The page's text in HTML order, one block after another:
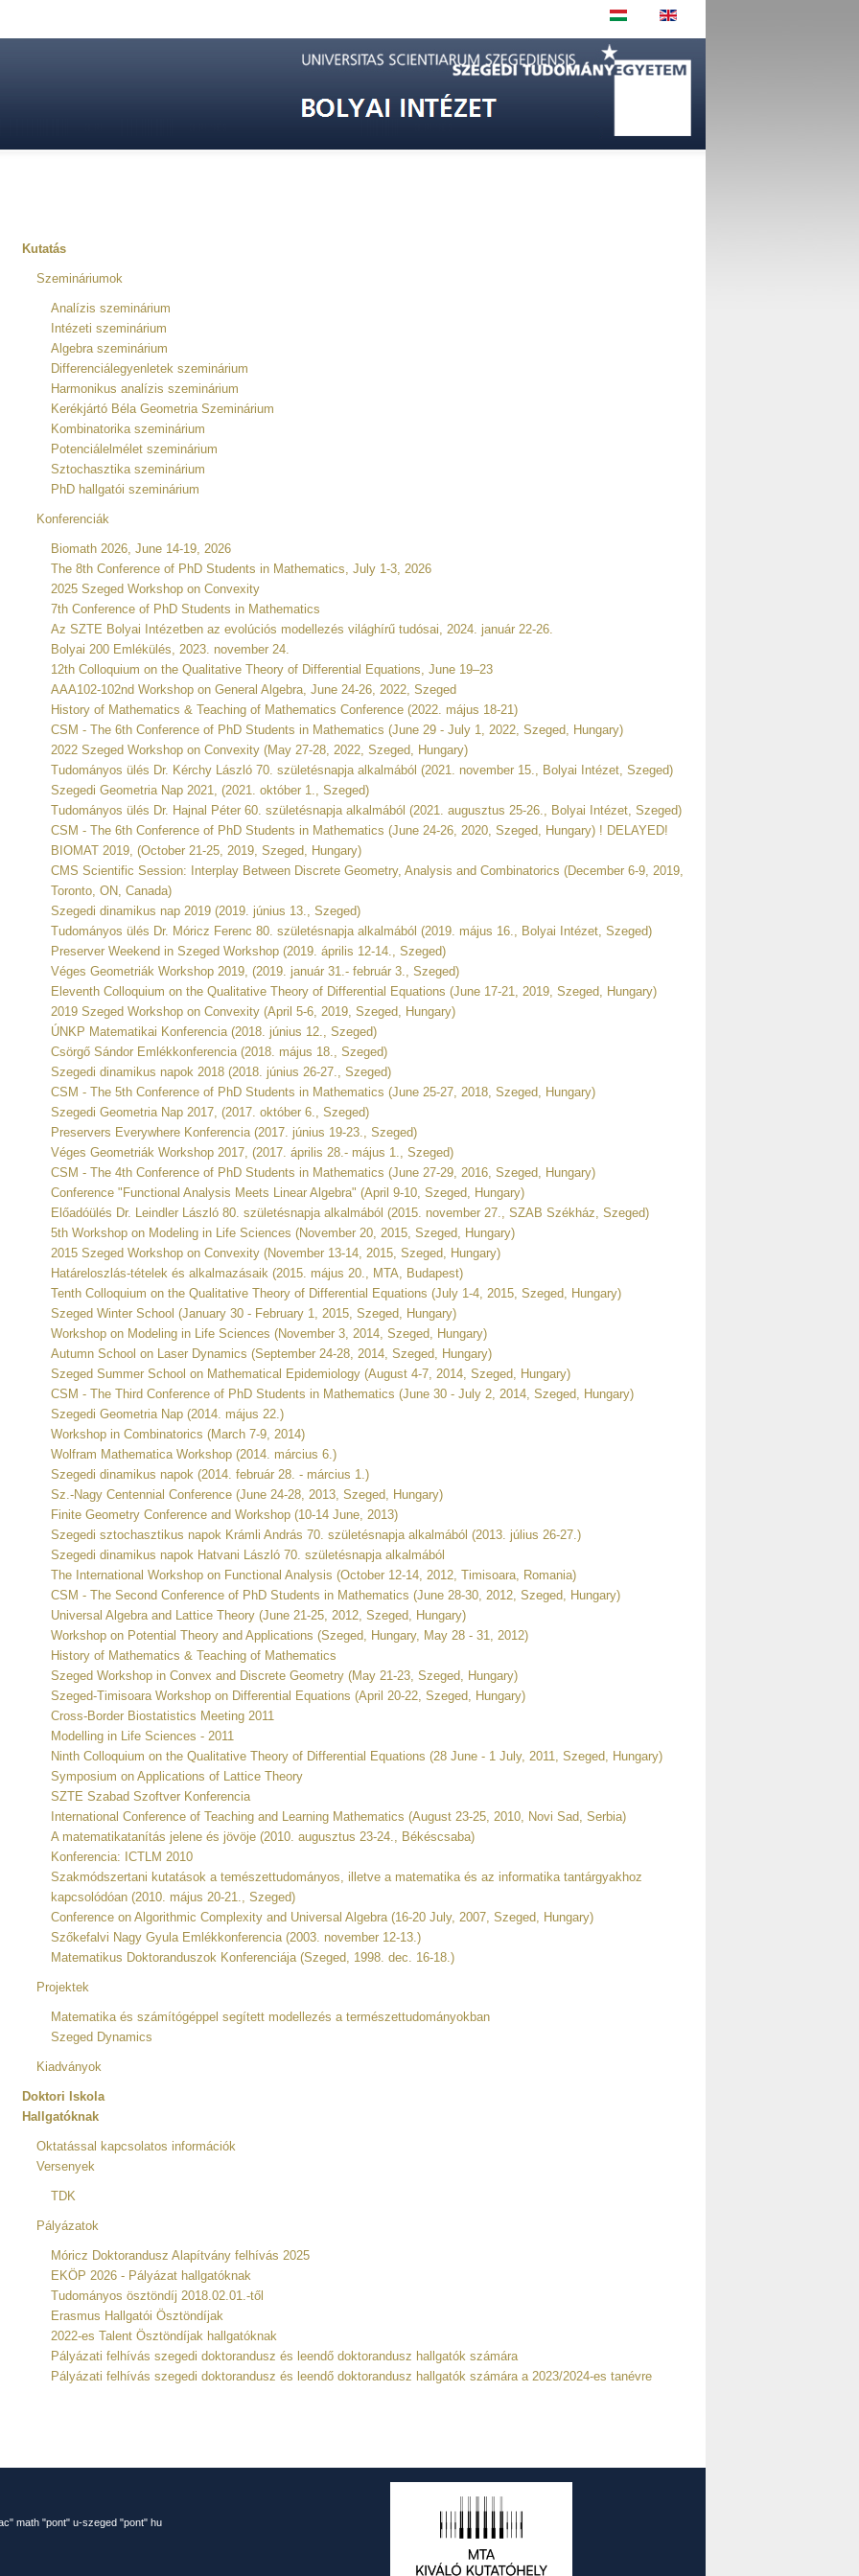
Kutatás
Szemináriumok
Analízis szeminárium
Intézeti szeminárium
Algebra szeminárium
Differenciálegyenletek szeminárium
Harmonikus analízis szeminárium
Kerékjártó Béla Geometria Szeminárium
Kombinatorika szeminárium
Potenciálelmélet szeminárium
Sztochasztika szeminárium
PhD hallgatói szeminárium
Konferenciák
Biomath 2026, June 14-19, 2026
The 8th Conference of PhD Students in Mathematics, July 1-3, 2026
2025 Szeged Workshop on Convexity
7th Conference of PhD Students in Mathematics
Az SZTE Bolyai Intézetben az evolúciós modellezés világhírű tudósai, 2024. január 22-26.
Bolyai 200 Emlékülés, 2023. november 24.
12th Colloquium on the Qualitative Theory of Differential Equations, June 19–23
AAA102-102nd Workshop on General Algebra, June 24-26, 2022, Szeged
History of Mathematics & Teaching of Mathematics Conference (2022. május 18-21)
CSM - The 6th Conference of PhD Students in Mathematics (June 29 - July 1, 2022, Szeged, Hungary)
2022 Szeged Workshop on Convexity (May 27-28, 2022, Szeged, Hungary)
Tudományos ülés Dr. Kérchy László 70. születésnapja alkalmából (2021. november 15., Bolyai Intézet, Szeged)
Szegedi Geometria Nap 2021, (2021. október 1., Szeged)
Tudományos ülés Dr. Hajnal Péter 60. születésnapja alkalmából (2021. augusztus 25-26., Bolyai Intézet, Szeged)
CSM - The 6th Conference of PhD Students in Mathematics (June 24-26, 2020, Szeged, Hungary) ! DELAYED!
BIOMAT 2019, (October 21-25, 2019, Szeged, Hungary)
CMS Scientific Session: Interplay Between Discrete Geometry, Analysis and Combinatorics (December 6-9, 2019,
Toronto, ON, Canada)
Szegedi dinamikus nap 2019 (2019. június 13., Szeged)
Tudományos ülés Dr. Móricz Ferenc 80. születésnapja alkalmából (2019. május 16., Bolyai Intézet, Szeged)
Preserver Weekend in Szeged Workshop (2019. április 12-14., Szeged)
Véges Geometriák Workshop 2019, (2019. január 31.- február 3., Szeged)
Eleventh Colloquium on the Qualitative Theory of Differential Equations (June 17-21, 2019, Szeged, Hungary)
2019 Szeged Workshop on Convexity (April 5-6, 2019, Szeged, Hungary)
ÚNKP Matematikai Konferencia (2018. június 12., Szeged)
Csörgő Sándor Emlékkonferencia (2018. május 18., Szeged)
Szegedi dinamikus napok 2018 (2018. június 26-27., Szeged)
CSM - The 5th Conference of PhD Students in Mathematics (June 25-27, 2018, Szeged, Hungary)
Szegedi Geometria Nap 2017, (2017. október 6., Szeged)
Preservers Everywhere Konferencia (2017. június 19-23., Szeged)
Véges Geometriák Workshop 2017, (2017. április 28.- május 1., Szeged)
CSM - The 4th Conference of PhD Students in Mathematics (June 27-29, 2016, Szeged, Hungary)
Conference "Functional Analysis Meets Linear Algebra" (April 9-10, Szeged, Hungary)
Előadóülés Dr. Leindler László 80. születésnapja alkalmából (2015. november 27., SZAB Székház, Szeged)
5th Workshop on Modeling in Life Sciences (November 20, 2015, Szeged, Hungary)
2015 Szeged Workshop on Convexity (November 13-14, 2015, Szeged, Hungary)
Határeloszlás-tételek és alkalmazásaik (2015. május 20., MTA, Budapest)
Tenth Colloquium on the Qualitative Theory of Differential Equations (July 1-4, 2015, Szeged, Hungary)
Szeged Winter School (January 30 - February 1, 2015, Szeged, Hungary)
Workshop on Modeling in Life Sciences (November 3, 2014, Szeged, Hungary)
Autumn School on Laser Dynamics (September 24-28, 2014, Szeged, Hungary)
Szeged Summer School on Mathematical Epidemiology (August 4-7, 2014, Szeged, Hungary)
CSM - The Third Conference of PhD Students in Mathematics (June 30 - July 2, 2014, Szeged, Hungary)
Szegedi Geometria Nap (2014. május 22.)
Workshop in Combinatorics (March 7-9, 2014)
Wolfram Mathematica Workshop (2014. március 6.)
Szegedi dinamikus napok (2014. február 28. - március 1.)
Sz.-Nagy Centennial Conference (June 24-28, 2013, Szeged, Hungary)
Finite Geometry Conference and Workshop (10-14 June, 2013)
Szegedi sztochasztikus napok Krámli András 70. születésnapja alkalmából (2013. július 26-27.)
Szegedi dinamikus napok Hatvani László 70. születésnapja alkalmából
The International Workshop on Functional Analysis (October 12-14, 2012, Timisoara, Romania)
CSM - The Second Conference of PhD Students in Mathematics (June 28-30, 2012, Szeged, Hungary)
Universal Algebra and Lattice Theory (June 21-25, 2012, Szeged, Hungary)
Workshop on Potential Theory and Applications (Szeged, Hungary, May 28 - 31, 2012)
History of Mathematics & Teaching of Mathematics
Szeged Workshop in Convex and Discrete Geometry (May 21-23, Szeged, Hungary)
Szeged-Timisoara Workshop on Differential Equations (April 20-22, Szeged, Hungary)
Cross-Border Biostatistics Meeting 2011
Modelling in Life Sciences - 2011
Ninth Colloquium on the Qualitative Theory of Differential Equations (28 June - 1 July, 2011, Szeged, Hungary)
Symposium on Applications of Lattice Theory
SZTE Szabad Szoftver Konferencia
International Conference of Teaching and Learning Mathematics (August 23-25, 2010, Novi Sad, Serbia)
A matematikatanítás jelene és jövöje (2010. augusztus 23-24., Békéscsaba)
Konferencia: ICTLM 2010
Szakmódszertani kutatások a temészettudományos, illetve a matematika és az informatika tantárgyakhoz
kapcsolódóan (2010. május 20-21., Szeged)
Conference on Algorithmic Complexity and Universal Algebra (16-20 July, 2007, Szeged, Hungary)
Szőkefalvi Nagy Gyula Emlékkonferencia (2003. november 12-13.)
Matematikus Doktoranduszok Konferenciája (Szeged, 1998. dec. 16-18.)
Projektek
Matematika és számítógéppel segített modellezés a természettudományokban
Szeged Dynamics
Kiadványok
Doktori Iskola
Hallgatóknak
Oktatással kapcsolatos információk
Versenyek
TDK
Pályázatok
Móricz Doktorandusz Alapítvány felhívás 2025
EKÖP 2026 - Pályázat hallgatóknak
Tudományos ösztöndíj 2018.02.01.-től
Erasmus Hallgatói Ösztöndíjak
2022-es Talent Ösztöndíjak hallgatóknak
Pályázati felhívás szegedi doktorandusz és leendő doktorandusz hallgatók számára
Pályázati felhívás szegedi doktorandusz és leendő doktorandusz hallgatók számára a 2023/2024-es tanévre
math "pont" u-szeged "pont" hu